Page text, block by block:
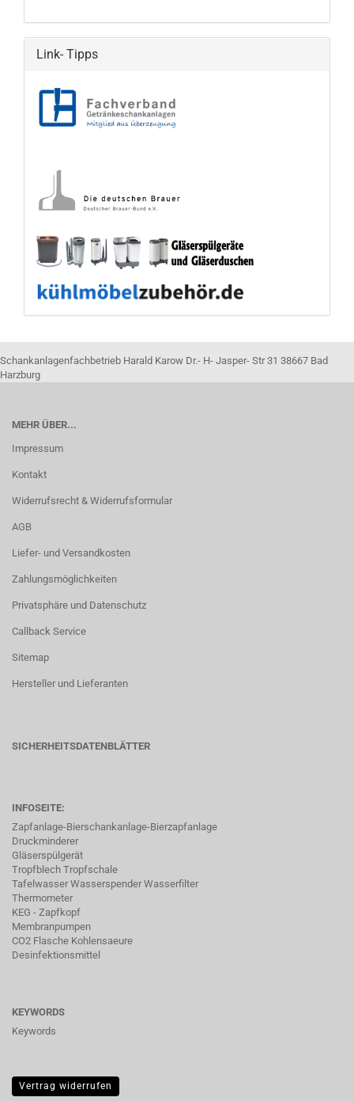
Link- Tipps
Schankanlagenfachbetrieb Harald Karow Dr.- H- Jasper- Str 31 38667 Bad
Harzburg
MEHR ÜBER...
Impressum
Kontakt
Widerrufsrecht & Widerrufsformular
AGB
Liefer- und Versandkosten
Zahlungsmöglichkeiten
Privatsphäre und Datenschutz
Callback Service
Sitemap
Hersteller und Lieferanten
SICHERHEITSDATENBLÄTTER
INFOSEITE:
Zapfanlage-Bierschankanlage-Bierzapfanlage
Druckminderer
Gläserspülgerät
Tropfblech Tropfschale
Tafelwasser Wasserspender Wasserfilter
Thermometer
KEG - Zapfkopf
Membranpumpen
CO2 Flasche Kohlensaeure
Desinfektionsmittel
KEYWORDS
Keywords
Vertrag widerrufen